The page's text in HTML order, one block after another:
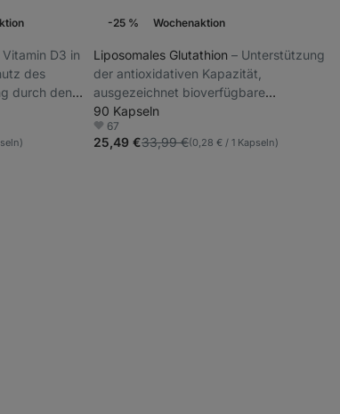
Vitamin D3 in
des
durch den
Kapseln
-25 % Wochenaktion
Liposomales Glutathion ⁠–⁠ Unterstützung
der antioxidativen Kapazität,
ausgezeichnet bioverfügbare
liposomale Form, geeignet für Sportler
90 Kapseln
Favoriten
67
25,49 €33,99 €(0,28 € / 1 Kapseln)